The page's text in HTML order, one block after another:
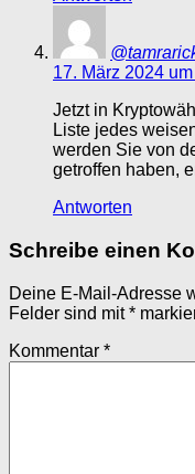
17. März 2024
Jetzt in
Liste jedes
werden Sie von
getroffen haben,
Antworten
Schreibe einen
Deine E-Mail-Adresse
Felder sind mit*
Kommentar *